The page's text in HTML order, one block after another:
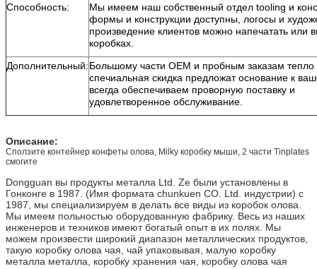
Способность:
Мы имеем наш собственный отдел tooling и
формы и конструкции доступны, логосы и
произведение клиентов можно напечатать или
коробках.
Дополнительный:Большому части OEM и пробным заказам
спечиальная скидка предложат основание к
всегда обеспечиваем проворную поставку и
удовлетворенное обслуживание.
Описание:
Сползите контейнер конфеты олова, Milky коробку мыши, 2 части Tinplates
смогите
Dongguan вы продукты металла Ltd. Ze были установлены в
Гонконге в 1987. (Имя формата chunkuen CO. Ltd. индустрии) с
1987, мы специализируем в делать все виды из коробок олова.
Мы имеем польностью оборудованную фабрику. Весь из наших
инженеров и техников имеют богатый опыт в их полях. Мы
можем произвести широкий диапазон металлических продуктов,
такую коробку олова чая, чай упаковывая, малую коробку
металла металла, коробку хранения чая, коробку олова чая